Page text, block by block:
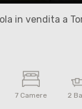
in vendita a
7 Camere 2